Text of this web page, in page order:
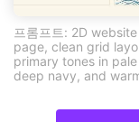
프롬프트: 2D
page, clean grid
primary tones in
deep navy, and